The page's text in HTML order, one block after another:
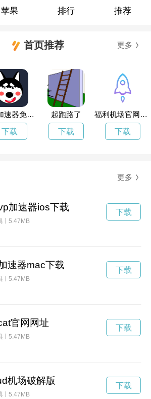
苹果 排行 推荐
首页推荐 更多
小哈加速器免费试用
下载
起跑路了
下载
福利机场官网网址
下载
更多
加速器ios下载
5.47MB
下载
速器mac下载
5.47MB
下载
官网网址
5.47MB
下载
机场破解版
5.47MB
下载